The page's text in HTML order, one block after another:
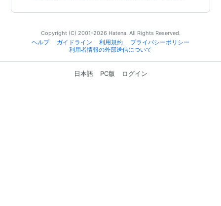
Copyright (C) 2001-2026 Hatena. All Rights Reserved.
ヘルプ
ガイドライン 利用規約
プライバシーポリシー
利用者情報の外部送信について
日本語 PC版 ログイン